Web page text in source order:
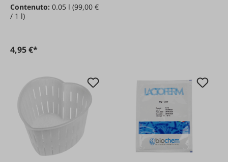
Contenuto: 0.05 l (99,00 €
/ 1 l)
4,95 €*